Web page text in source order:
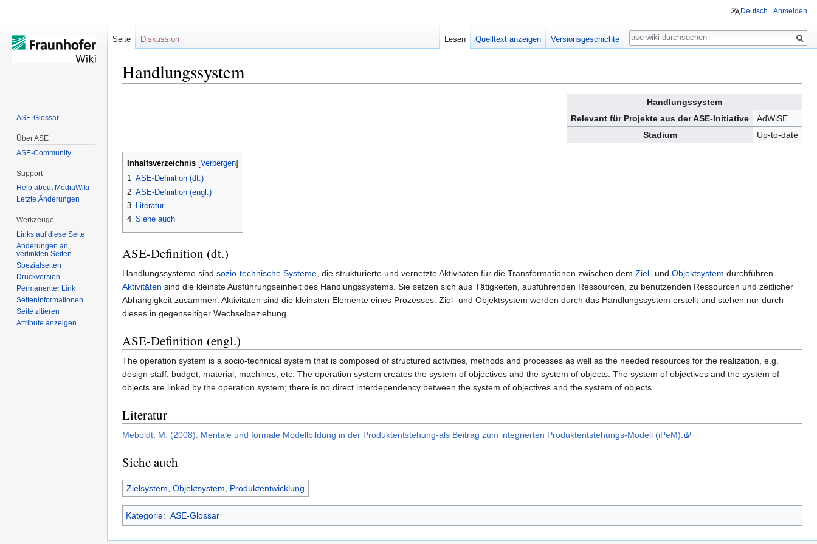
Handlungssystem
Handlungssystem
Relevant für Projekte aus der ASE-Initiative
AdWiSE
Stadium
Up-to-date
Inhaltsverzeichnis
1 ASE-Definition (dt.)
2 ASE-Definition (engl.)
3 Literatur
4 Siehe auch
ASE-Definition (dt.)
Handlungssysteme sind sozio-technische Systeme, die strukturierte und vernetzte Aktivitäten für die Transformationen zwischen dem Ziel- und Objektsystem durchführen.
Aktivitäten sind die kleinste Ausführungseinheit des Handlungssystems. Sie setzen sich aus Tätigkeiten, ausführenden Ressourcen, zu benutzenden Ressourcen und zeitlicher
Abhängigkeit zusammen. Aktivitäten sind die kleinsten Elemente eines Prozesses. Ziel- und Objektsystem werden durch das Handlungssystem erstellt und stehen nur durch
dieses in gegenseitiger Wechselbeziehung.
ASE-Definition (engl.)
The operation system is a socio-technical system that is composed of structured activities, methods and processes as well as the needed resources for the realization, e.g.
design staff, budget, material, machines, etc. The operation system creates the system of objectives and the system of objects. The system of objectives and the system of
objects are linked by the operation system; there is no direct interdependency between the system of objectives and the system of objects.
Literatur
Meboldt, M. (2008). Mentale und formale Modellbildung in der Produktentstehung-als Beitrag zum integrierten Produktentstehungs-Modell (iPeM).
Siehe auch
Zielsystem, Objektsystem, Produktentwicklung
Kategorie: ASE-Glossar
Deutsch Anmelden
Seite Diskussion Lesen Quelltext anzeigen Versionsgeschichte
Suche
ASE-Glossar
Über ASE
ASE-Community
Support
Help about MediaWiki
Letzte Änderungen
Werkzeuge
Links auf diese Seite
Änderungen an
verlinkten Seiten
Spezialseiten
Druckversion
Permanenter Link
Seiten­informationen
Seite zitieren
Attribute anzeigen